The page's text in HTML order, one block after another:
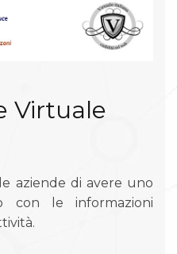
Virtuale
aziende di avere uno
con le informazioni